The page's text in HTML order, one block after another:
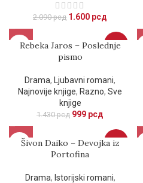
2.090рсд 1.600 рсд
-30%
Rebeka Jaros – Poslednje
pismo
Drama, Ljubavni romani,
Najnovije knjige, Razno, Sve
knjige
1.430рсд 999 рсд
-46%
Šivon Daiko – Devojka iz
Portofina
Drama, Istorijski romani,